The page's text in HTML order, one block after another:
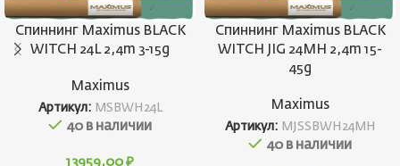
Спиннинг Maximus BLACK
WITCH 24L 2,4m 3-15g
Maximus
Артикул: MSBWH24L
40 в наличии
13959,00 ₽
Спиннинг Maximus BLACK
WITCH JIG 24MH 2,4m 15-
45g
Maximus
Артикул: MJSSBWH24MH
40 в наличии